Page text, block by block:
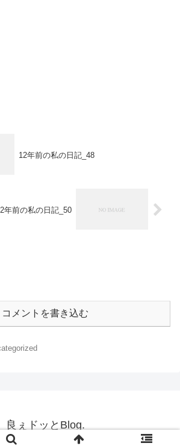
12年前の私の日記_48
年前の私の日記_50
コメントを書き込む
良ぇドッとBlog.
© 2021 良ぇドッとBlog..